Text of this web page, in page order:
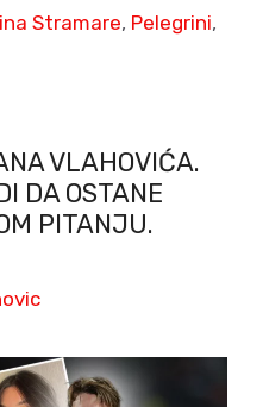
Stramare, Pelegrini,
VLAHOVIĆA.
DA OSTANE
PITANJU.